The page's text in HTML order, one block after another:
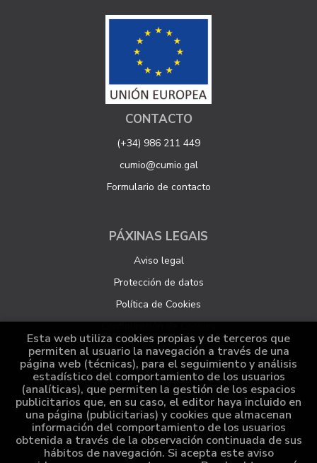
CONTACTO
(+34) 986 211 449
cumio@cumio.gal
Formulario de contacto
PÁXINAS LEGAIS
Aviso legal
Protección de datos
Política de Cookies
ATENCIÓN AO CLIENTE
Quen somos
Pedidos especiais
Distribución
Esta web utiliza cookies propias y de terceros que
permiten al usuario la navegación a través de una
página web (técnicas), para el seguimiento y análisis
estadístico del comportamiento de los usuarios
(analíticas), que permiten la gestión de los espacios
publicitarios que, en su caso, el editor haya incluido en
una página (publicitarias) y cookies que almacenan
información del comportamiento de los usuarios
obtenida a través de la observación continuada de sus
hábitos de navegación. Si acepta este aviso